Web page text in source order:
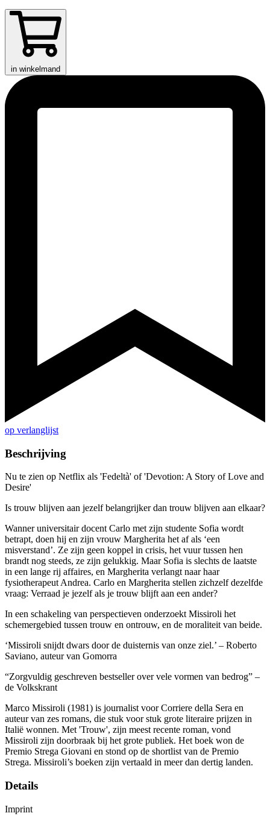
in winkelmand
op verlanglijst
Beschrijving
Nu te zien op Netflix als 'Fedeltà' of 'Devotion: A Story of Love and
Desire'
Is trouw blijven aan jezelf belangrijker dan trouw blijven aan elkaar?
Wanner universitair docent Carlo met zijn studente Sofia wordt
betrapt, doen hij en zijn vrouw Margherita het af als ‘een
misverstand’. Ze zijn geen koppel in crisis, het vuur tussen hen
brandt nog steeds, ze zijn gelukkig. Maar Sofia is slechts de laatste
in een lange rij affaires, en Margherita verlangt naar haar
fysiotherapeut Andrea. Carlo en Margherita stellen zichzelf dezelfde
vraag: Verraad je jezelf als je trouw blijft aan een ander?
In een schakeling van perspectieven onderzoekt Missiroli het
schemergebied tussen trouw en ontrouw, en de moraliteit van beide.
‘Missiroli snijdt dwars door de duisternis van onze ziel.’ – Roberto
Saviano, auteur van Gomorra
“Zorgvuldig geschreven bestseller over vele vormen van bedrog” –
de Volkskrant
Marco Missiroli (1981) is journalist voor Corriere della Sera en
auteur van zes romans, die stuk voor stuk grote literaire prijzen in
Italië wonnen. Met 'Trouw', zijn meest recente roman, vond
Missiroli zijn doorbraak bij het grote publiek. Het boek won de
Premio Strega Giovani en stond op de shortlist van de Premio
Strega. Missiroli’s boeken zijn vertaald in meer dan dertig landen.
Details
Imprint